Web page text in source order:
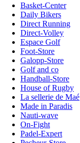
Basket-Center
Daily Bikers
Direct Running
Direct-Volley
Espace Golf
Foot-Store
Galopp-Store
Golf and co
Handball-Store
House of Rugby
La sellerie de Maé
Made in Paradis
Nauti-wave
On-Fight
Padel-Expert